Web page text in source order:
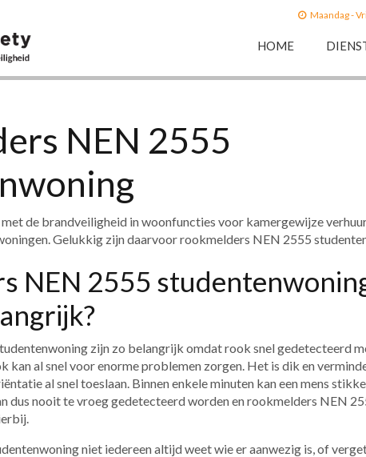
Maandag -
HOME
NEN 2555
de brandveiligheid in woonfuncties voor kamergewijze
Gelukkig zijn daarvoor rookmelders NEN 2555
NEN 2555
zijn zo belangrijk omdat rook snel gedetecteerd
kan al snel voor enorme problemen zorgen. Het is dik en
al snel toeslaan. Binnen enkele minuten kan een mens
dus nooit te vroeg gedetecteerd worden en rookmelders NEN
niet iedereen altijd weet wie er aanwezig is, of